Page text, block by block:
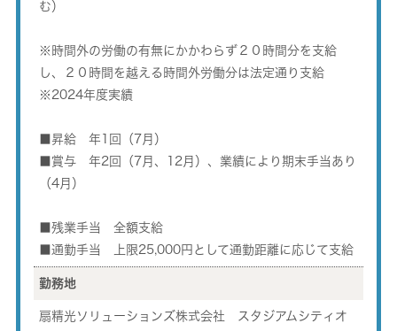
む）
※時間外の労働の有無にかかわらず２０時間分を支給
し、２０時間を越える時間外労働分は法定通り支給
※2024年度実績
■昇給 年1回（7月）
■賞与 年2回（7月、12月）、業績により期末手当あり
（4月）
■残業手当 全額支給
■通勤手当 上限25,000円として通勤距離に応じて支給
勤務地
扇精光ソリューションズ株式会社 スタジアムシティオ